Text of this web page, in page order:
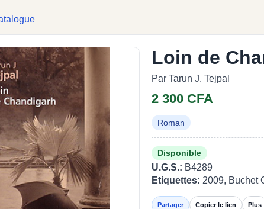
Loin de
Par Tarun J. Tejpal
2 300 CFA
Roman
Disponible
U.G.S.: B4289
Etiquettes: 2009, Buchet
Partager Copier le lien Plus